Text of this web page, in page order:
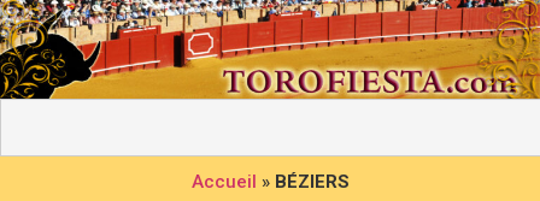
Accueil » BÉZIERS